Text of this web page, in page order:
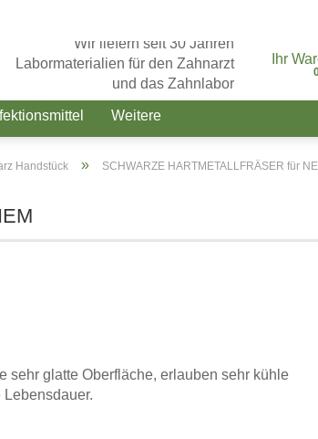
Wir liefern seit 30 Jahren
Labormaterialien für den Zahnarzt
und das Zahnlabor
Ihr
Weitere
Handstück » SCHWARZE HARTMETALLFRÄSER für
sehr glatte Oberfläche, erlauben sehr kühle